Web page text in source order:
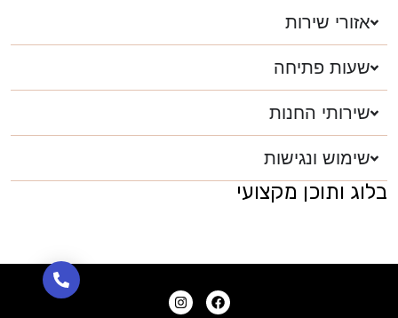
אזורי שירות
שעות פתיחה
שירותי החנות
שימוש ונגישות
בלוג ותוכן מקצועי